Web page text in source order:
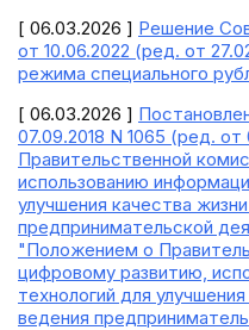
[ 06.03.2026 ] Решение
от 10.06.2022 (ред. от
режима специального
[ 06.03.2026 ]
07.09.2018 N 1065 (ред.
Правительственной
использованию
улучшения качества
предпринимательской
"Положением о
цифровому развитию,
технологий для
ведения